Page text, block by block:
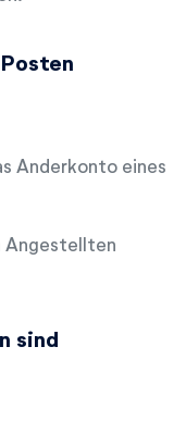
Anderkonto eines
Angestellten
sind